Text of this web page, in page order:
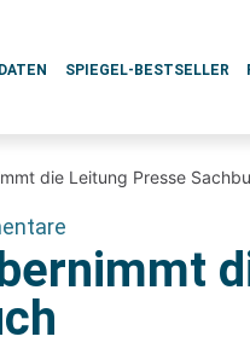
SPIEGEL-BESTSELLER
die Leitung Presse